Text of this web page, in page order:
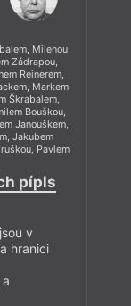
Milenou
Zádrapou,
Reinerem,
Markem
Škrabalem,
Bouškou,
Janouškem,
Jakubem
Pavlem
pípls
v
hranici